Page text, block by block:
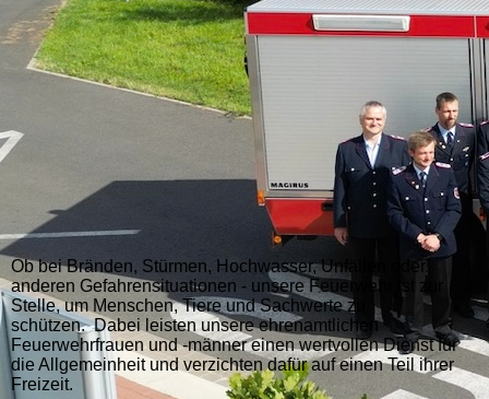
Ihr U ntertitel
Ob bei Bränden, Stürmen, Hochwasser, Unfällen oder
anderen Gefahrensituationen - unsere Feuerwehr ist zur
Stelle, um Menschen, Tiere und Sachwerte zu
schützen. Dabei leisten unsere ehrenamtlichen
Feuerwehrfrauen und -männer einen wertvollen Dienst für
die Allgemeinheit und verzichten dafür auf einen Teil ihrer
Freizeit.